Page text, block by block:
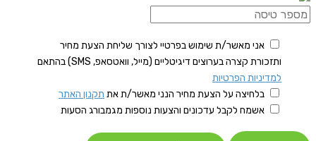
אני מאשר/ת שימוש בפרטיי לצורך שליחת הצעת מחיר
ותזכורת קצרה בערוצים דיגיטליים (מייל, וואטסאפ, SMS) בהתאם
למדיניות הפרטיות
בלחיצה על הצעת מחיר הנני מאשר/ת את תקנון האתר
אשמח לקבל עדכונים והצעות נוספות מגמבורג הסעות